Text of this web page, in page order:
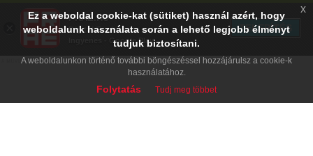
Ez a weboldal cookie-kat (sütiket) használ azért, hogy
weboldalunk használata során a lehető legjobb élményt
tudjuk biztosítani.
A weboldalunkon történő további böngészéssel hozzájárulsz a cookie-k
használatához.
Folytatás Tudj meg többet
x
PRAE.HU
Digital Evolution
Ingyenes - Google Play
TELEPÍTÉS